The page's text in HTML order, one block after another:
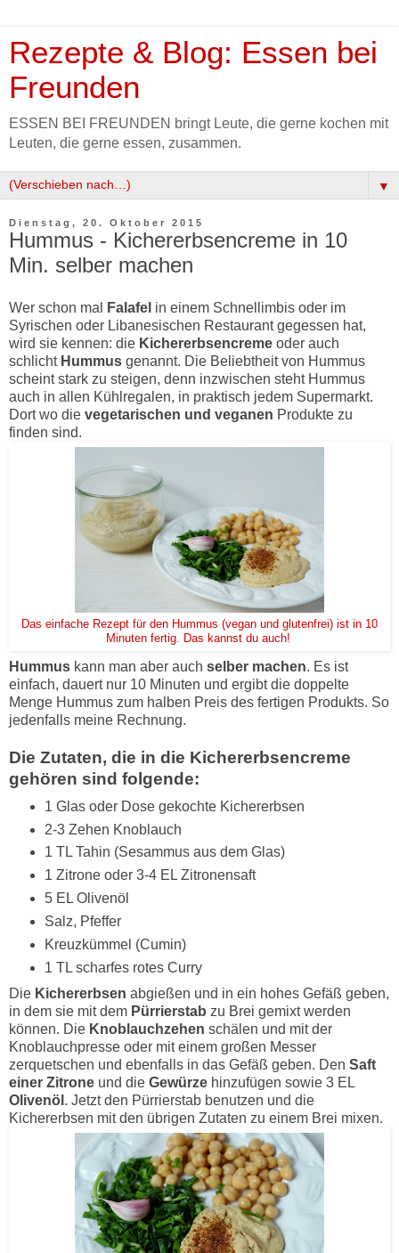
Rezepte & Blog: Essen bei
Freunden
ESSEN BEI FREUNDEN bringt Leute, die gerne kochen mit
Leuten, die gerne essen, zusammen.
▼
Dienstag, 20. Oktober 2015
Hummus - Kichererbsencreme in 10
Min. selber machen
Wer schon mal Falafel in einem Schnellimbis oder im
Syrischen oder Libanesischen Restaurant gegessen hat,
wird sie kennen: die Kichererbsencreme oder auch
schlicht Hummus genannt. Die Beliebtheit von Hummus
scheint stark zu steigen, denn inzwischen steht Hummus
auch in allen Kühlregalen, in praktisch jedem Supermarkt.
Dort wo die vegetarischen und veganen Produkte zu
finden sind.
Das einfache Rezept für den Hummus (vegan und glutenfrei) ist in 10
Minuten fertig. Das kannst du auch!
Hummus kann man aber auch selber machen. Es ist
einfach, dauert nur 10 Minuten und ergibt die doppelte
Menge Hummus zum halben Preis des fertigen Produkts. So
jedenfalls meine Rechnung.
Die Zutaten, die in die Kichererbsencreme
gehören sind folgende:
1 Glas oder Dose gekochte Kichererbsen
2-3 Zehen Knoblauch
1 TL Tahin (Sesammus aus dem Glas)
1 Zitrone oder 3-4 EL Zitronensaft
5 EL Olivenöl
Salz, Pfeffer
Kreuzkümmel (Cumin)
1 TL scharfes rotes Curry
Die Kichererbsen abgießen und in ein hohes Gefäß geben,
in dem sie mit dem Pürrierstab zu Brei gemixt werden
können. Die Knoblauchzehen schälen und mit der
Knoblauchpresse oder mit einem großen Messer
zerquetschen und ebenfalls in das Gefäß geben. Den Saft
einer Zitrone und die Gewürze hinzufügen sowie 3 EL
Olivenöl . Jetzt den Pürrierstab benutzen und die
Kichererbsen mit den übrigen Zutaten zu einem Brei mixen.